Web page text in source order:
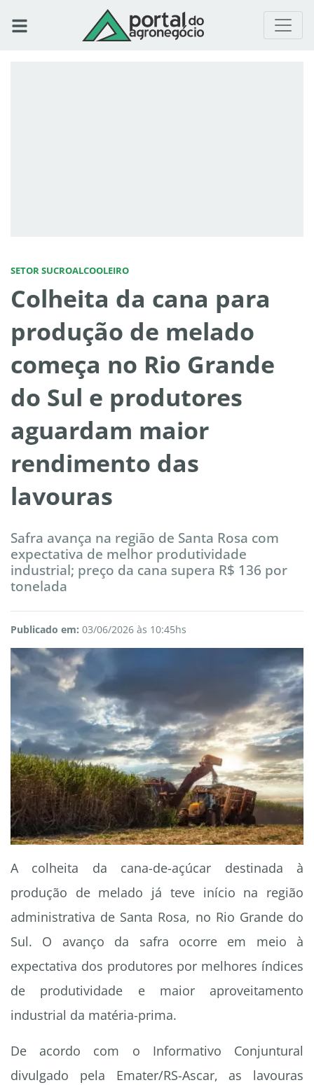
SETOR SUCROALCOOLEIRO
Colheita da cana para
produção de melado
começa no Rio Grande
do Sul e produtores
aguardam maior
rendimento das
lavouras
Safra avança na região de Santa Rosa com
expectativa de melhor produtividade
industrial; preço da cana supera R$ 136 por
tonelada
Publicado em: 03/06/2026 às 10:45hs
A colheita da cana-de-açúcar destinada à
produção de melado já teve início na região
administrativa de Santa Rosa, no Rio Grande do
Sul. O avanço da safra ocorre em meio à
expectativa dos produtores por melhores índices
de produtividade e maior aproveitamento
industrial da matéria-prima.
De acordo com o Informativo Conjuntural
divulgado pela Emater/RS-Ascar, as lavouras